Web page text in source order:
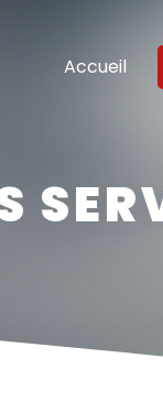
Accueil